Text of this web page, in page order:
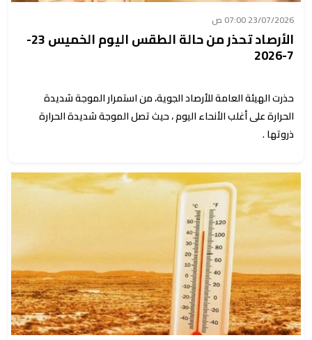
23/07/2026 07:00 ص
الأرصاد تحذر من حالة الطقس اليوم الخميس 23-
7-2026
حذرت الهيئة العامة للأرصاد الجوية، من استمرار الموجة شديدة
الحرارة على أغلب الأنحاء اليوم ، حيث تصل الموجة شديدة الحرارة
ذروتها .